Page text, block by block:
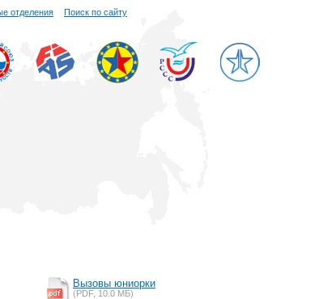
отделения Поиск по сайту
Вызовы юниорки
(PDF, 10.0 MБ)